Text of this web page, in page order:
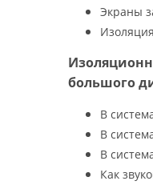
Экраны
большого
В
В
В
Как